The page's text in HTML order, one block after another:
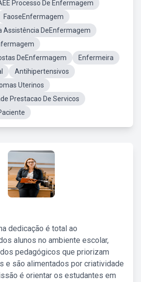
Processo De Enfermagem
FaoseEnfermagem
Assistência DeEnfermagem
DeEnfermagem
Enfermeira
Antihipertensivos
Uterinos
Prestacao De Servicos
dedicação é total ao
alunos no ambiente escolar,
pedagógicos que priorizam
e são alimentados por criatividade
é orientar os estudantes em